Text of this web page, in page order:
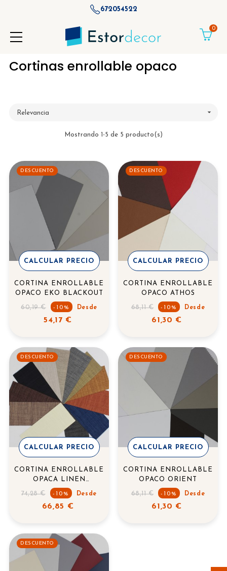
672054522
0
Cortinas enrollable opaco
Relevancia 
Mostrando 1-5 de 5 producto(s)
DESCUENTO
CALCULAR PRECIO
CORTINA ENROLLABLE
OPACO EKO BLACKOUT
Precio
60,19 € -10% Desde
54,17 €
DESCUENTO
CALCULAR PRECIO
CORTINA ENROLLABLE
OPACO ATHOS
Precio
regular
68,11 € -10% Desde
61,30 €
DESCUENTO
CALCULAR PRECIO
CORTINA ENROLLABLE
OPACA LINEN
BLACKOUT
Precio
regular
74,28 € -10% Desde
66,85 €
DESCUENTO
CALCULAR PRECIO
CORTINA ENROLLABLE
OPACO ORIENT
Precio
regular
68,11 € -10% Desde
61,30 €
DESCUENTO